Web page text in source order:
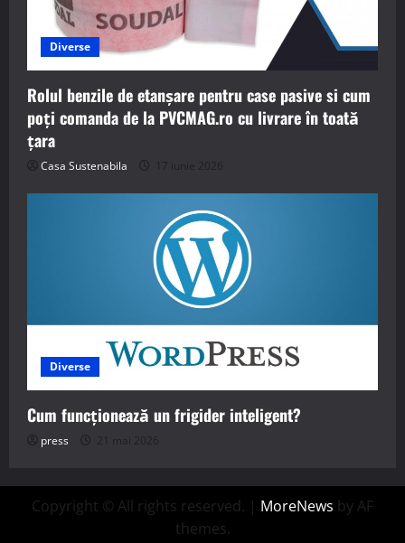
Diverse
Rolul benzile de etanșare pentru case pasive si cum
poți comanda de la PVCMAG.ro cu livrare în toată
țara
Casa Sustenabila 17 iunie 2026
Diverse
Cum funcționează un frigider inteligent?
press 21 mai 2026
Copyright © All rights reserved. | MoreNews by AF
themes.